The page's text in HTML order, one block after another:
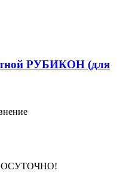
РУБИКОН (для